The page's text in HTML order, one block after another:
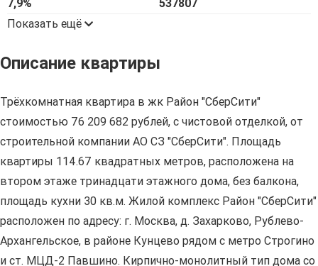
7,9%
537807
Показать ещё
Описание квартиры
Трёхкомнатная квартира в жк Район "СберСити"
стоимостью 76 209 682 рублей, с чистовой отделкой, от
строительной компании АО СЗ "СберСити". Площадь
квартиры 114.67 квадратных метров, расположена на
втором этаже тринадцати этажного дома, без балкона,
площадь кухни 30 кв.м. Жилой комплекс Район "СберСити"
расположен по адресу: г. Москва, д. Захарково, Рублево-
Архангельское, в районе Кунцево рядом с метро Строгино
и ст. МЦД-2 Павшино. Кирпично-монолитный тип дома со